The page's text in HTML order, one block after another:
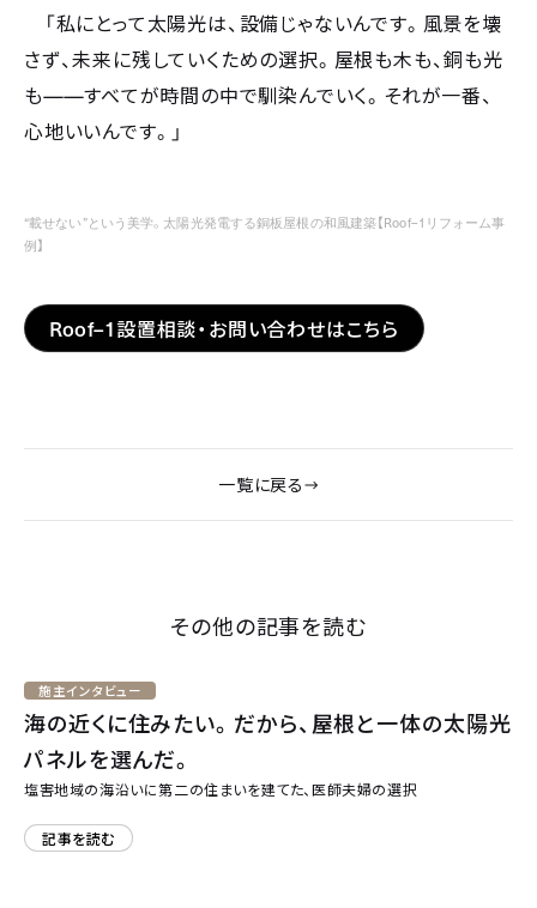
「私にとって太陽光は、設備じゃないんです。風景を壊
さず、未来に残していくための選択。屋根も木も、銅も光
も——すべてが時間の中で馴染んでいく。それが一番、
心地いいんです。」
“載せない”という美学。太陽光発電する銅板屋根の和風建築【Roof–1リフォーム事
例】
Roof–1設置相談・お問い合わせはこちら
一覧に戻る
その他の記事を読む
施主インタビュー
海の近くに住みたい。だから、屋根と一体の太陽光
パネルを選んだ。
塩害地域の海沿いに第二の住まいを建てた、医師夫婦の選択
記事を読む